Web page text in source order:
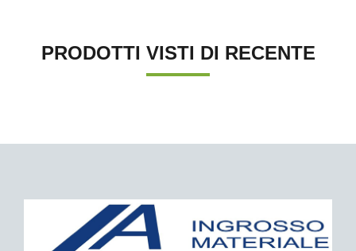
PRODOTTI VISTI DI RECENTE